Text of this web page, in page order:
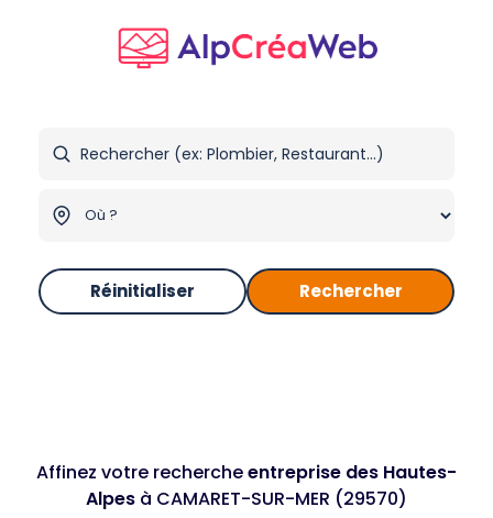
Réinitialiser Rechercher
Affinez votre rechercheentreprise des Hautes-
Alpes à CAMARET-SUR-MER (29570)